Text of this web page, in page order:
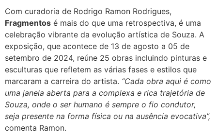
Com curadoria de Rodrigo Ramon Rodrigues,
Fragmentos é mais do que uma retrospectiva, é uma
celebração vibrante da evolução artística de Souza. A
exposição, que acontece de 13 de agosto a 05 de
setembro de 2024, reúne 25 obras incluindo pinturas e
esculturas que refletem as várias fases e estilos que
marcaram a carreira do artista. “Cada obra aqui é como
uma janela aberta para a complexa e rica trajetória de
Souza, onde o ser humano é sempre o fio condutor,
seja presente na forma física ou na ausência evocativa”,
comenta Ramon.